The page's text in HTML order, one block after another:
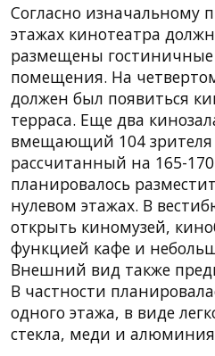
Согласно изначальному
этажах кинотеатра
размещены
помещения. На
должен был появиться
терраса. Еще два
вмещающий 104 зрителя
рассчитанный на 165-170
планировалось
нулевом этажах. В
открыть киномузей,
функцией кафе и
Внешний вид также
В частности
одного этажа, в виде
стекла, меди и